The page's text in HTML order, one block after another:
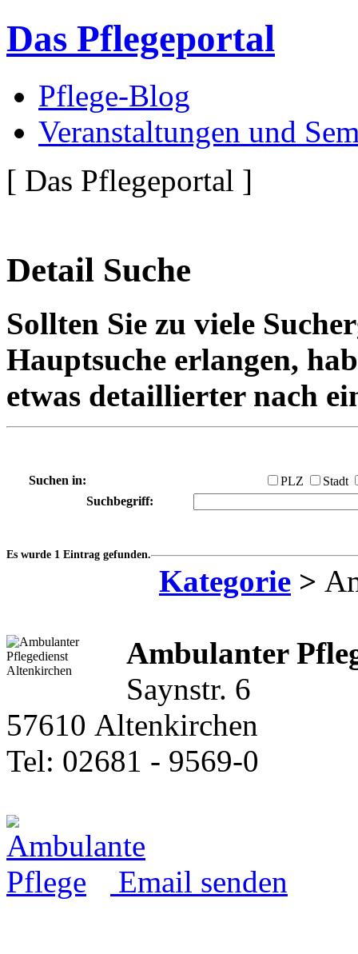
Das Pflegeportal
Pflege-Blog
Veranstaltungen und
[ Das Pflegeportal ]
Detail Suche
Sollten Sie zu viele
Hauptsuche erlangen,
etwas detaillierter nach
Suchen in: PLZ
Stadt
Suchbegriff:
Es wurde 1 Eintrag gefunden.
Kategorie >
Ambulanter
Saynstr. 6
57610 Altenkirchen
Tel: 02681 - 9569-0
Email senden